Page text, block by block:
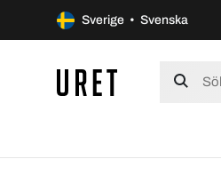
Sverige • Svenska